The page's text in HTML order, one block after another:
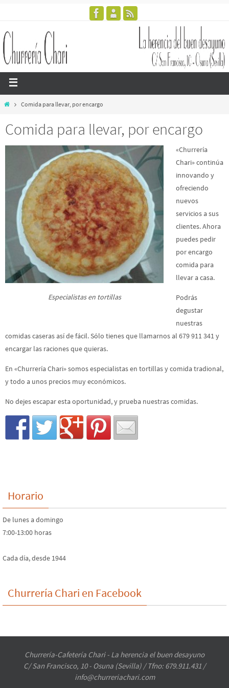
Comida para llevar, por encargo
Comida para llevar, por encargo
Especialistas en tortillas
«Churrería
Chari» continúa
innovando y
ofreciendo
nuevos
servicios a sus
clientes. Ahora
puedes pedir
por encargo
comida para
llevar a casa.
Podrás
degustar
nuestras
comidas caseras así de fácil. Sólo tienes que llamarnos al 679 911 341 y
encargar las raciones que quieras.
En «Churrería Chari» somos especialistas en tortillas y comida tradional,
y todo a unos precios muy económicos.
No dejes escapar esta oportunidad, y prueba nuestras comidas.
Horario
De lunes a domingo
7:00-13:00 horas
Cada día, desde 1944
Churrería Chari en Facebook
Churrería-Cafetería Chari - La herencia el buen desayuno
C/ San Francisco, 10 - Osuna (Sevilla) / Tfno: 679.911.431 /
info@churreriachari.com